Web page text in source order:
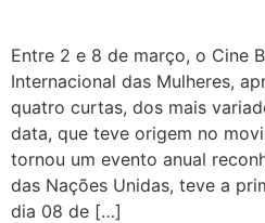
Entre 2 e 8 de março, o Cine
Internacional das Mulheres,
quatro curtas, dos mais
data, que teve origem no
tornou um evento anual
das Nações Unidas, teve a
dia 08 de […]